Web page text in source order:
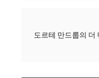
도르테 만드룹의 더